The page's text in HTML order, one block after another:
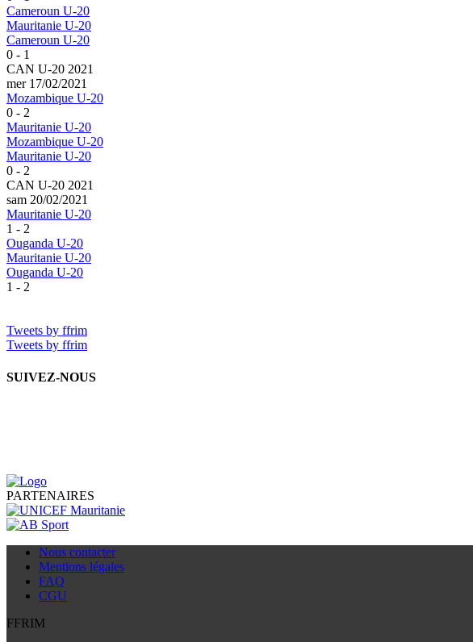
Cameroun U-20
Mauritanie U-20
Cameroun U-20
0 - 1
CAN U-20 2021
mer 17/02/2021
Mozambique U-20
0 - 2
Mauritanie U-20
Mozambique U-20
Mauritanie U-20
0 - 2
CAN U-20 2021
sam 20/02/2021
Mauritanie U-20
1 - 2
Ouganda U-20
Mauritanie U-20
Ouganda U-20
1 - 2
Tweets by ffrim
Tweets by ffrim
SUIVEZ-NOUS
PARTENAIRES
Nous contacter
Mentions légales
FAQ
CGU
FFRIM